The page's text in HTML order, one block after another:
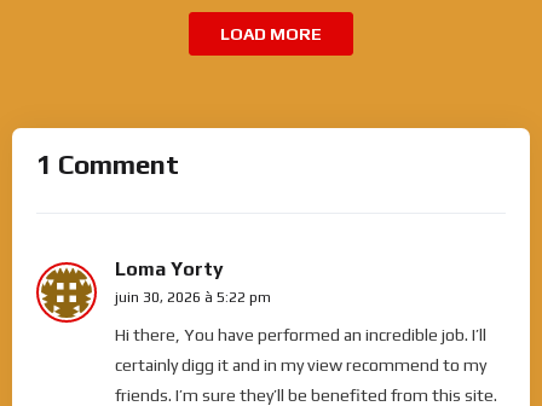
LOAD MORE
1 Comment
Loma Yorty
juin 30, 2026 à 5:22 pm
Hi there, You have performed an incredible job. I’ll
certainly digg it and in my view recommend to my
friends. I’m sure they’ll be benefited from this site.